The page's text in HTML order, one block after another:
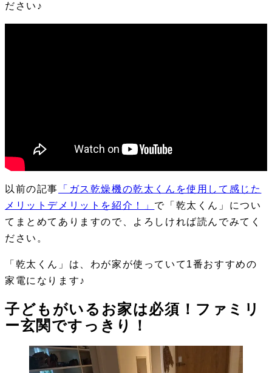
ださい♪
以前の記事
「ガス乾燥機の乾太くんを使用して感じた
メリットデメリットを紹介！」 で「乾太くん」につい
てまとめてありますので、よろしければ読んでみてく
ださい。
「乾太くん」は、わが家が使っていて 1番おすすめの
家電になります♪
子どもがいるお家は必須！ファミリ
ー玄関ですっきり！